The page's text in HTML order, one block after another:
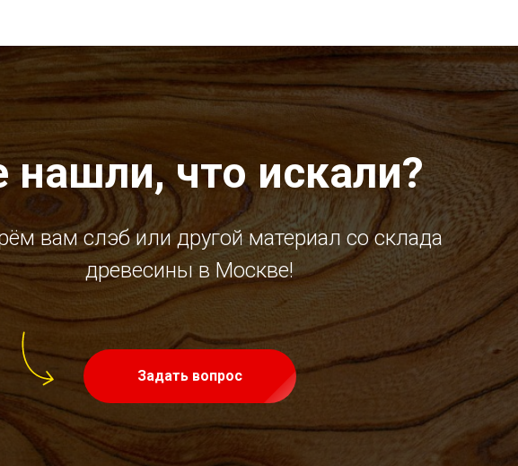
нашли, что искали?
вам слэб или другой материал со склада
древесины в Москве!
Задать вопрос